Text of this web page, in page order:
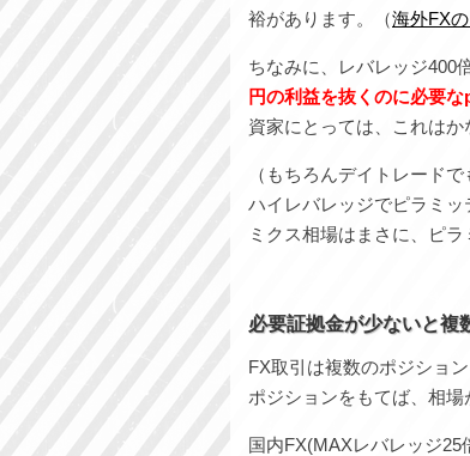
裕があります。（海外FX
ちなみに、レバレッジ400
円の利益を抜くのに必要
資家にとっては、これはか
（もちろんデイトレード
ハイレバレッジでピラミ
ミクス相場はまさに、ピラ
必要証拠金が少ないと複
FX取引は複数のポジショ
ポジションをもてば、相場
国内FX(MAXレバレッジ25